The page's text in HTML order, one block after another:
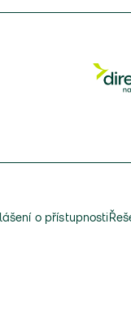
o přístupnosti